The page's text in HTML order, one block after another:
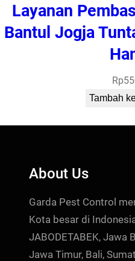
Layanan
Bantul Jogja
Rp
Tambah
About Us
Garda Pest Control
Kota besar di
JABODETABEK, Jawa
Jawa Timur, Bali,